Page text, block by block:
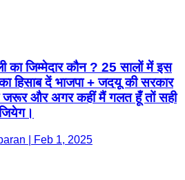
का जिम्मेदार कौन ? 25 सालों में इस
हिसाब दें भाजपा + जदयू की सरकार
जरूर और अगर कहीं मैं गलत हूँ तों सही
| Feb 1, 2025